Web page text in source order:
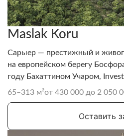
Maslak Koru
Сарыер — престижный и
на европейском берегу
году Бахаттином Учаром,
выдающейся турецкой
65–313 м²от 430 000 до 2 050
Оставить